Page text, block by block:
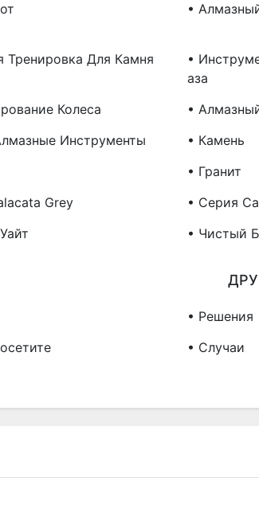
•
Тренировка Для Камня
•
Аза
Колеса •
Инструменты
• Камень
• Гранит
Grey
• Серия
• Чистый
• Решения
• Случаи